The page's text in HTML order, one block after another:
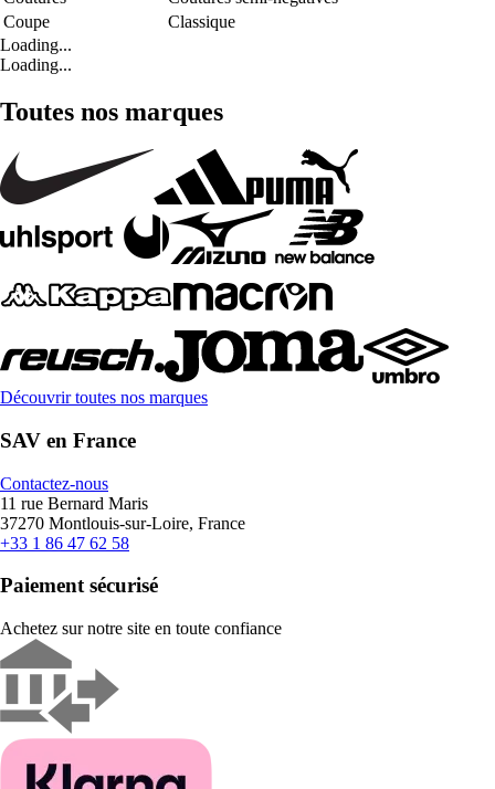
Coupe
Classique
Loading...
Loading...
Toutes nos marques
Découvrir toutes nos marques
SAV en France
Contactez-nous
11 rue Bernard Maris
37270 Montlouis-sur-Loire, France
+33 1 86 47 62 58
Paiement sécurisé
Achetez sur notre site en toute confiance